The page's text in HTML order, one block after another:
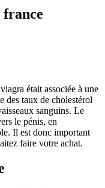
était associée à une
des taux de cholestérol
sanguins. Le
le pénis, en
Il est donc important
faire votre achat.